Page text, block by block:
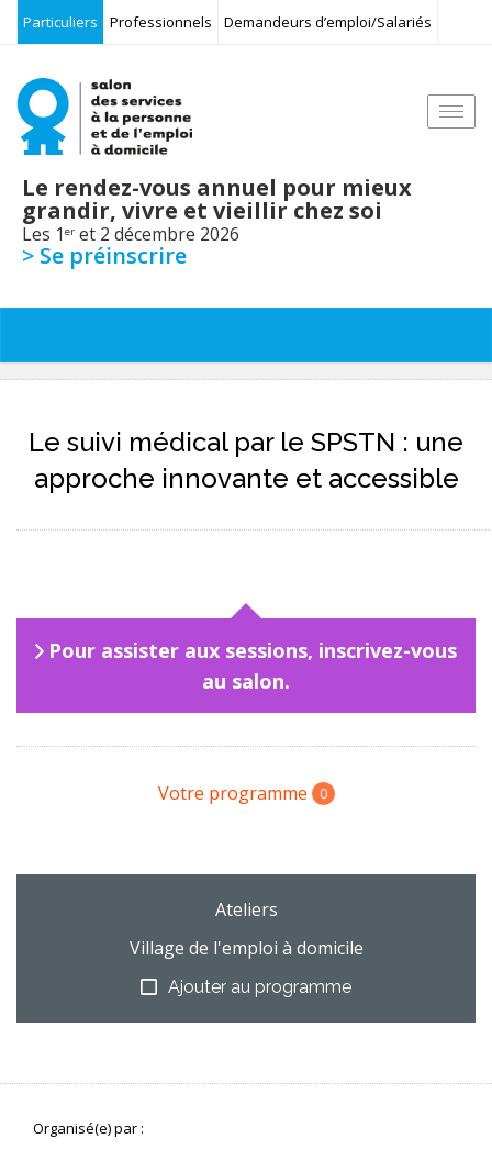
Particuliers Professionnels Demandeurs d’emploi/Salariés
Le rendez-vous annuel pour mieux
grandir, vivre et vieillir chez soi
Les 1 er et 2 décembre 2026
> Se préinscrire
Le suivi médical par le SPSTN : une
approche innovante et accessible
Pour assister aux sessions, inscrivez-vous
au salon.
Votre programme 0
Ateliers
Village de l'emploi à domicile
Ajouter au programme
Organisé(e) par :